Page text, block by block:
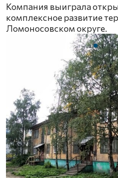
Компания выиграла
комплексное развитие
Ломоносовском округе.